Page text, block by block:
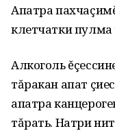
Апатра
клетчатки пулма
Алкоголь
тăракан апат
апатра
тăрать. Натри